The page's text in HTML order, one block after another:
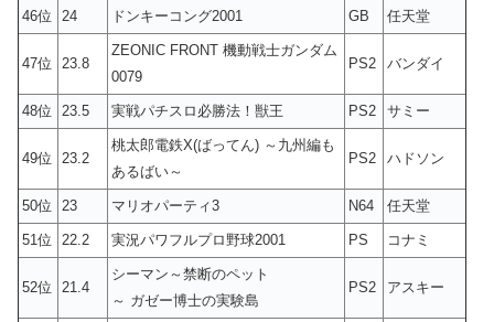
46位 24 ドンキーコング2001 GB 任天堂
47位 23.8
ZEONIC FRONT 機動戦士ガンダム
0079
PS2 バンダイ
48位 23.5 実戦パチスロ必勝法！獣王 PS2 サミー
49位 23.2
桃太郎電鉄X(ばってん) ～九州編も
あるばい～
PS2 ハドソン
50位 23 マリオパーティ3 N64 任天堂
51位 22.2 実況パワフルプロ野球2001 PS コナミ
52位 21.4
シーマン～禁断のペット
～ ガゼー博士の実験島
PS2 アスキー